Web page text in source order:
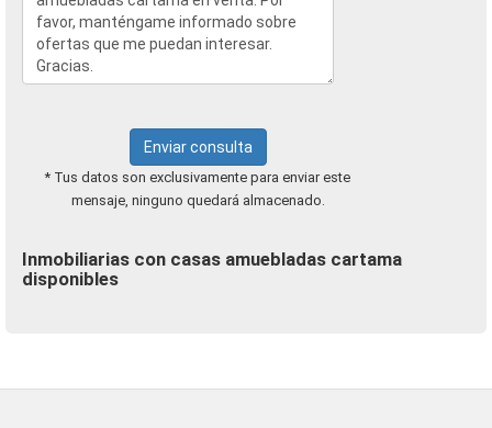
Enviar consulta
* Tus datos son exclusivamente para enviar este
mensaje, ninguno quedará almacenado.
Inmobiliarias con casas amuebladas cartama
disponibles